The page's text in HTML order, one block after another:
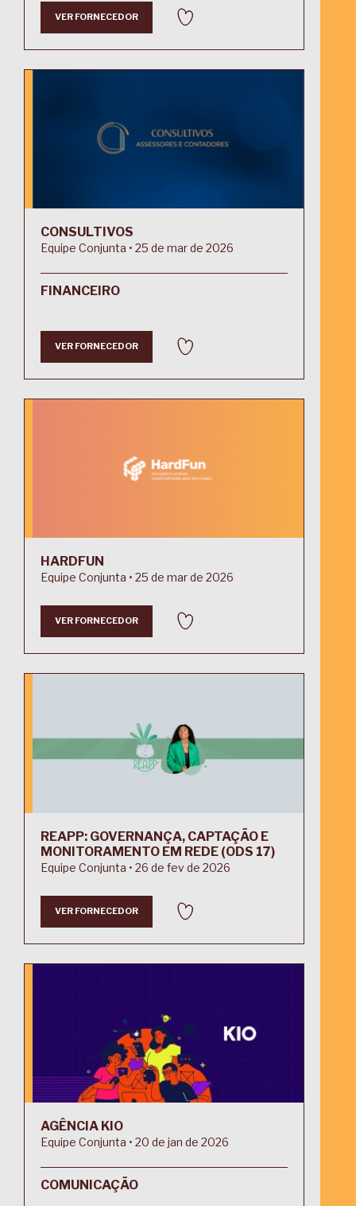
VER FORNECEDOR
CONSULTIVOS
Equipe Conjunta • 25 de mar de 2026
FINANCEIRO
VER FORNECEDOR
HARDFUN
Equipe Conjunta • 25 de mar de 2026
VER FORNECEDOR
REAPP: GOVERNANÇA, CAPTAÇÃO E
MONITORAMENTO EM REDE (ODS 17)
Equipe Conjunta • 26 de fev de 2026
VER FORNECEDOR
AGÊNCIA KIO
Equipe Conjunta • 20 de jan de 2026
COMUNICAÇÃO